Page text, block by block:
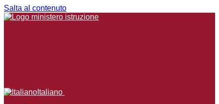
Salta al contenuto
Italiano